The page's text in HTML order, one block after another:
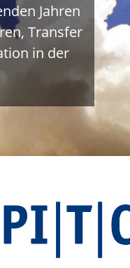
Jahren
Transfer
in der